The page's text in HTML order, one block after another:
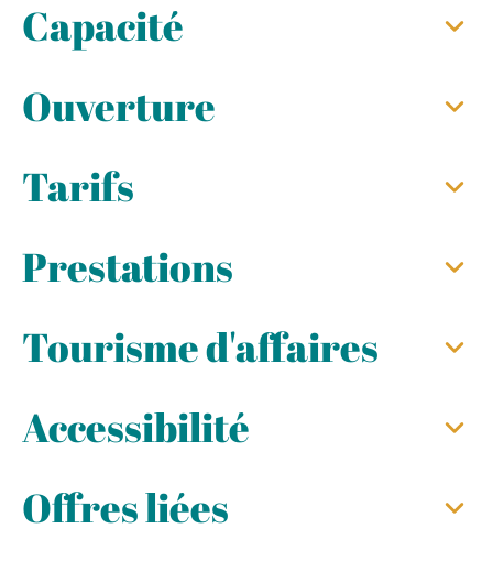
Capacité
Ouverture
Tarifs
Prestations
Tourisme d'affaires
Accessibilité
Offres liées